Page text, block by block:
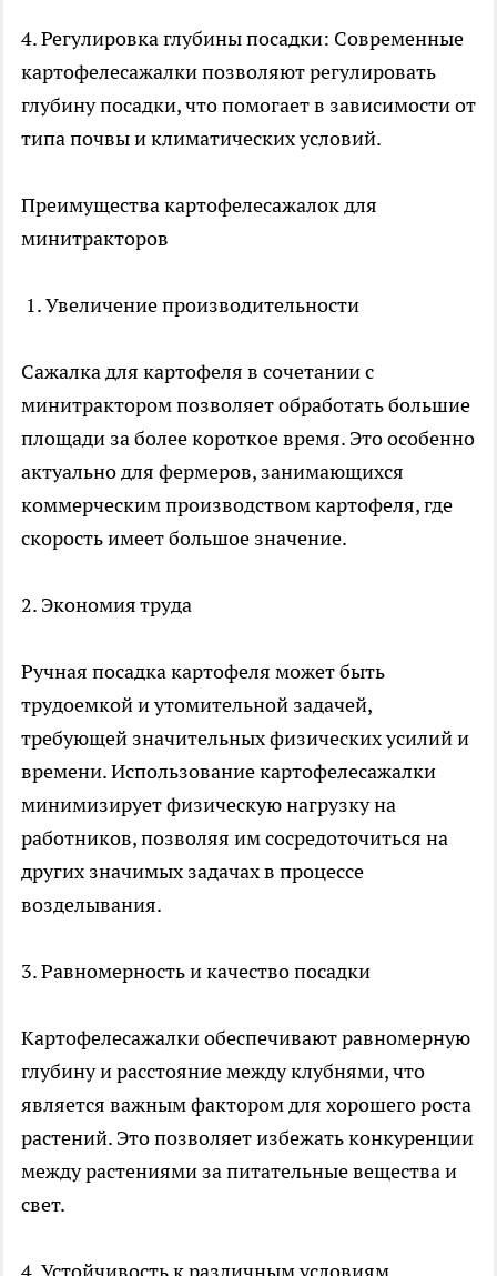
4. Регулировка глубины посадки: Современные
картофелесажалки позволяют регулировать
глубину посадки, что помогает в зависимости от
типа почвы и климатических условий.
Преимущества картофелесажалок для
минитракторов
1. Увеличение производительности
Сажалка для картофеля в сочетании с
минитрактором позволяет обработать большие
площади за более короткое время. Это особенно
актуально для фермеров, занимающихся
коммерческим производством картофеля, где
скорость имеет большое значение.
2. Экономия труда
Ручная посадка картофеля может быть
трудоемкой и утомительной задачей,
требующей значительных физических усилий и
времени. Использование картофелесажалки
минимизирует физическую нагрузку на
работников, позволяя им сосредоточиться на
других значимых задачах в процессе
возделывания.
3. Равномерность и качество посадки
Картофелесажалки обеспечивают равномерную
глубину и расстояние между клубнями, что
является важным фактором для хорошего роста
растений. Это позволяет избежать конкуренции
между растениями за питательные вещества и
свет.